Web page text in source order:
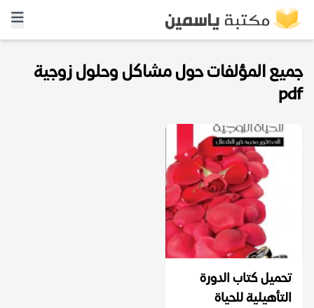
جميع المؤلفات حول مشاكل وحلول زوجية
pdf
تحميل كتاب الدورة
التأهيلية للحياة